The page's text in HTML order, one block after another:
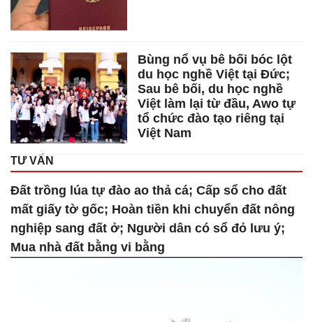
Bùng nổ vụ bê bối bóc lột
du học nghề Việt tại Đức;
Sau bê bối, du học nghề
Việt làm lại từ đầu, Awo tự
tổ chức đào tạo riêng tại
Việt Nam
TƯ VẤN
Đất trồng lúa tự đào ao thả cá; Cấp sổ cho đất
mất giấy tờ gốc; Hoàn tiền khi chuyển đất nông
nghiệp sang đất ở; Người dân có sổ đỏ lưu ý;
Mua nhà đất bằng vi bằng